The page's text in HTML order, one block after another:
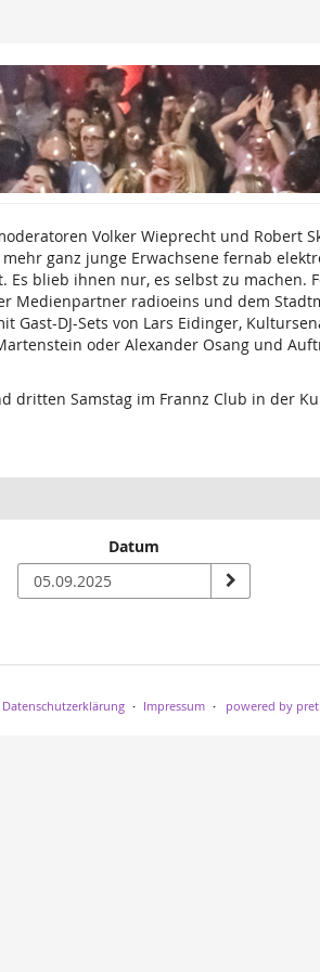
Volker Wieprecht und
ganz junge Erwachsene fernab
blieb ihnen nur, es selbst zu machen.
Medienpartner radioeins und dem
DJ-Sets von Lars Eidinger,
oder Alexander Osang und
dritten Samstag im Frannz Club in der
Datum
Datenschutzerklärung Impressum powered by